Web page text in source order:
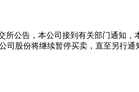
所公告，本公司接到有关部门通知
司股份将继续暂停买卖，直至另行通